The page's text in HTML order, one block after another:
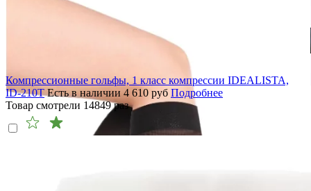
Компрессионные гольфы, 1 класс компрессии IDEALISTA,
ID-210T Есть в наличии 4 610 руб Подробнее
Товар смотрели 14849раз